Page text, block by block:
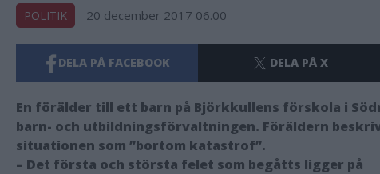
POLITIK 20 december 2017 06.00
DELA PÅ FACEBOOK DELA PÅ X
En förälder till ett barn på Björkkullens förskola i
barn- och utbildningsförvaltningen. Föräldern
situationen som ”bortom katastrof”.
– Det första och största felet som begåtts ligger på